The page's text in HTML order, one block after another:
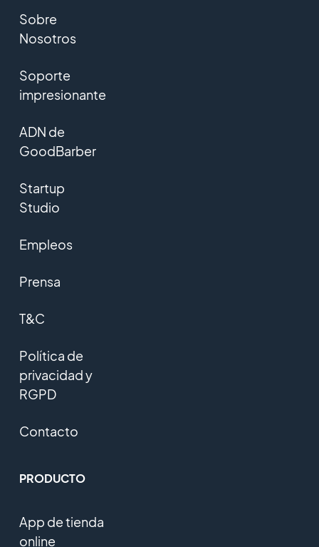
Sobre
Nosotros
Soporte
impresionante
ADN de
GoodBarber
Startup
Studio
Empleos
Prensa
T&C
Política de
privacidad y
RGPD
Contacto
PRODUCTO
App de tienda
online